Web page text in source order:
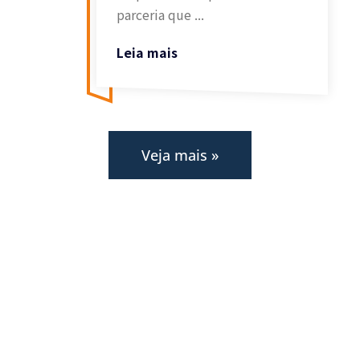
parceria que ...
Leia mais
Veja mais »